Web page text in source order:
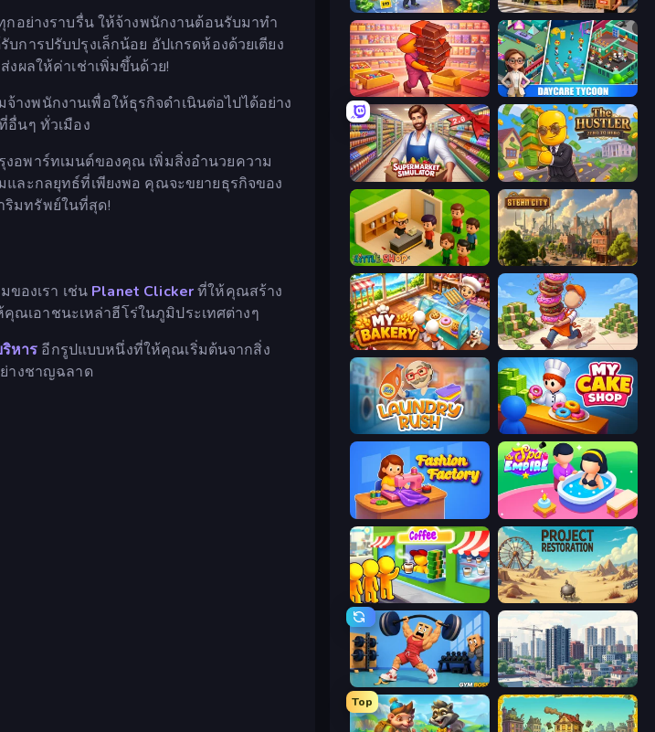
อย่างราบรื่น ให้จ้างพนักงานต้อนรับมาทำ
ารปรับปรุงเล็กน้อย อัปเกรดห้องด้วยเตียง
ผลให้ค่าเช่าเพิ่มขึ้นด้วย!
งพนักงานเพื่อให้ธุรกิจดำเนินต่อไปได้อย่าง
นๆ ทั่วเมือง
อพาร์ทเมนต์ของคุณ เพิ่มสิ่งอำนวยความ
ละกลยุทธ์ที่เพียงพอ คุณจะขยายธุรกิจของ
ริมทรัพย์ในที่สุด!
ของเรา เช่น Planet Clickerที่ให้คุณสร้าง
ณเอาชนะเหล่าฮีโร่ในภูมิประเทศต่างๆ
ริหาร อีกรูปแบบหนึ่งที่ให้คุณเริ่มต้นจากสิ่ง
างชาญฉลาด
Furniture Master: Idle Tycoon Shop Rush 3D
Candy Packing Store DayCare Tycoon
Supermarket Simulator: Store Manager The Hustler
Little Shop Steam City
My bakery Donut Place
Laundry Rush My Cake Shop
Fashion Factory Spa Empire
Coffee Idle Project Restoration
Gym Boss SuperCity 3D
Top